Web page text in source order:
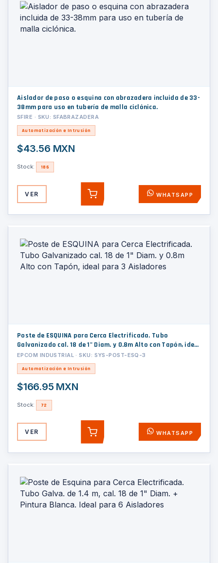
Aislador de paso o esquina con abrazadera incluida de 33-
38mm para uso en tubería de malla ciclónica.
SFIRE · SKU: SFABRAZADERA
Automatización e Intrusión
$43.56 MXN
Stock: 186
VER AGREGAR WHATSAPP
Poste de ESQUINA para Cerca Electrificada. Tubo
Galvanizado cal. 18 de 1" Diam. y 0.8m Alto con Tapón, ideal
para 3 Aisladores
EPCOM INDUSTRIAL · SKU: SYS-POST-ESQ-3
Automatización e Intrusión
$166.95 MXN
Stock: 72
VER AGREGAR WHATSAPP